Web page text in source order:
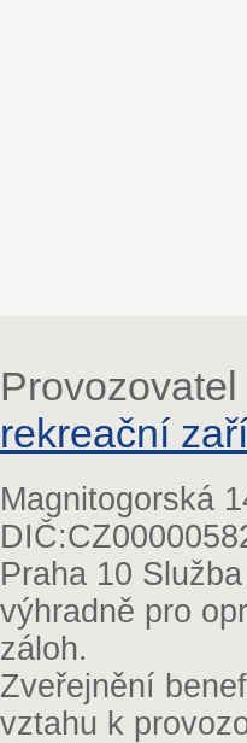
rekreační
Magnitogorská
Praha 10
výhradně pro
záloh.
Zveřejnění
vztahu k